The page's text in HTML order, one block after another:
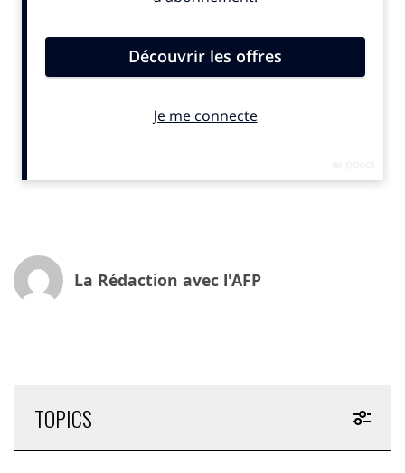
encore des offres bancaires accessibles aux plus
fragiles. Pour 2025, l’enveloppe atteindra 619 millions
Fédérale, a lancé un appel clair : “Si 200 entreprises de
milliards d’euros par an pour financer la
transformation énergétique en France.
entraîner d’autres acteurs. Quelques pionniers comme
la MAIF se sont engagés sur la voie, consacrant 10 %
de leurs bénéfices à un “dividende écologique”, mais
les exemples restent isolés.
La Rédaction avec l'AFP
TOPICS